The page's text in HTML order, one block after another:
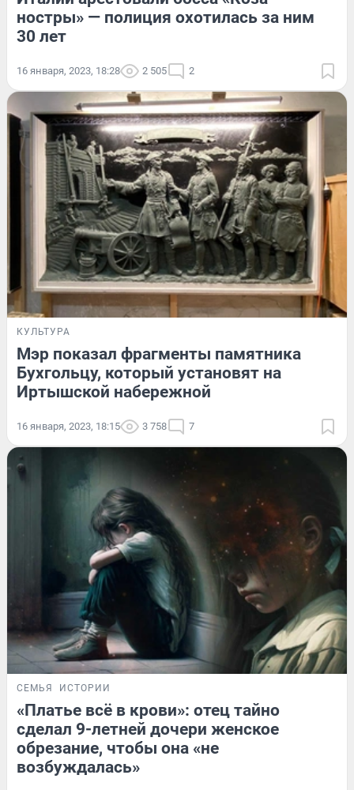
ностры» — полиция охотилась за ним
30 лет
16 января, 2023, 18:28 2 505 2
КУЛЬТУРА
Мэр показал фрагменты памятника
Бухгольцу, который установят на
Иртышской набережной
16 января, 2023, 18:15 3 758 7
СЕМЬЯ ИСТОРИИ
«Платье всё в крови»: отец тайно
сделал 9-летней дочери женское
обрезание, чтобы она «не
возбуждалась»